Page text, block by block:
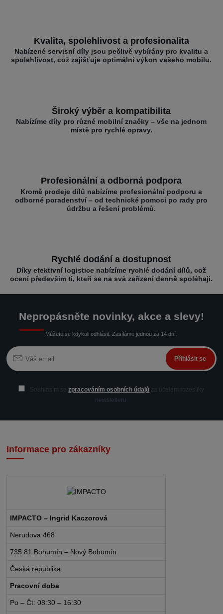
Kvalita, spolehlivost a profesionalita
Nabízené servisní díly jsou pečlivě vybírány pro kvalitu a
spolehlivost, což zajišťuje optimální výkon vašeho mobilu.
Široký výběr a kompatibilita
Nabízíme díly pro různé mobilní značky – vše na jednom
místě pro rychlé opravy.
Profesionální a odborná podpora
Kromě prodeje dílů nabízíme profesionální podporu a
odborné poradenství – od technické pomoci po rady pro
údržbu a řešení problémů.
Rychlé dodání a dostupnost
Díky efektivní logistice nabízíme rychlé dodání dílů, což
ocení především ti, kteří se na svá zařízení denně spoléhají.
Nepropásněte novinky, akce a slevy!
Můžete se kdykoli odhlásit. Zasíláme jednou za 14 dní.
Přihlásit se
Souhlasím sezpracováním osobních údajů za účelem rozesílky
newsletteru.
Informace pro zákazníky
IMPACTO – Ingrid Kaczorová
Nerudova 468
735 81 Bohumín – Nový Bohumín
Česká republika
Pracovní doba
Po – Čt: 08:30 – 16:30